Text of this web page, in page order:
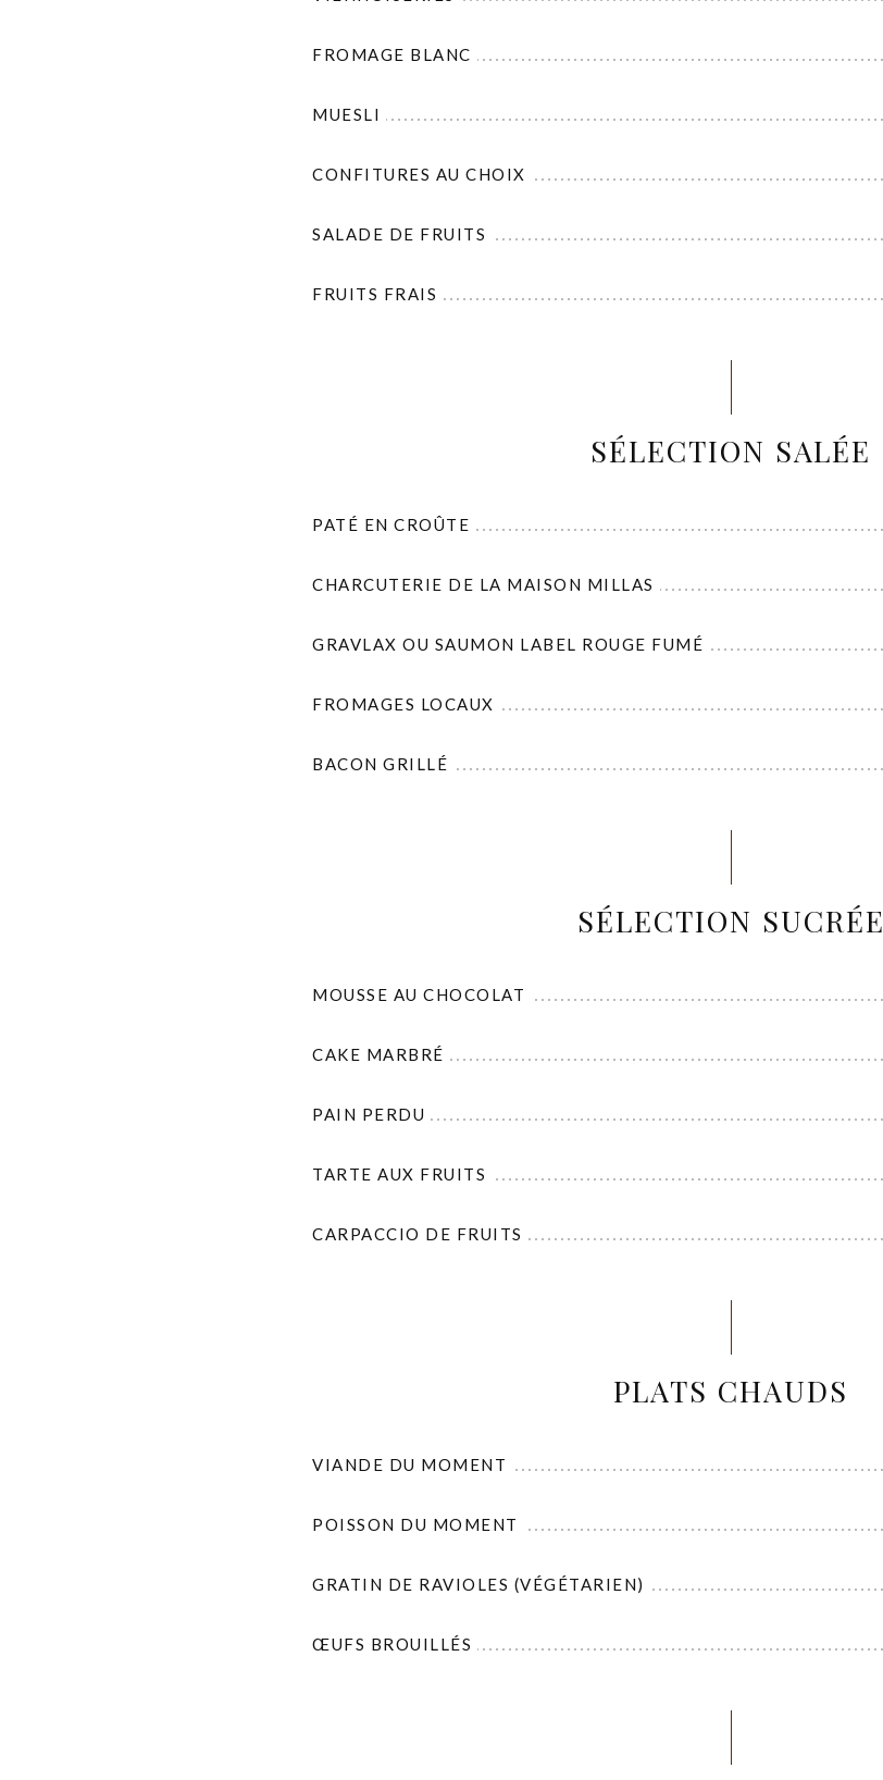
FROMAGE BLANC
MUESLI
CONFITURES AU CHOIX
SALADE DE FRUITS
FRUITS FRAIS
SÉLECTION SALÉE
PATÉ EN CROÛTE
CHARCUTERIE DE LA MAISON MILLAS
GRAVLAX OU SAUMON LABEL ROUGE FUMÉ
FROMAGES LOCAUX
BACON GRILLÉ
SÉLECTION SUCRÉE
MOUSSE AU CHOCOLAT
CAKE MARBRÉ
PAIN PERDU
TARTE AUX FRUITS
CARPACCIO DE FRUITS
PLATS CHAUDS
VIANDE DU MOMENT
POISSON DU MOMENT
GRATIN DE RAVIOLES (VÉGÉTARIEN)
ŒUFS BROUILLÉS